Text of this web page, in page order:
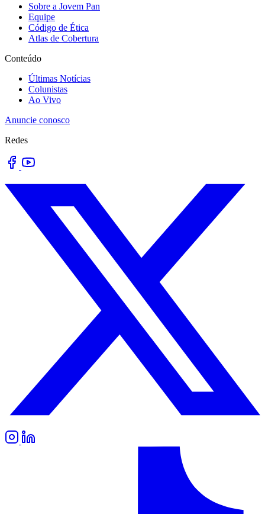
Sobre a Jovem Pan
Equipe
Código de Ética
Atlas de Cobertura
Conteúdo
Últimas Notícias
Colunistas
Ao Vivo
Anuncie conosco
Redes